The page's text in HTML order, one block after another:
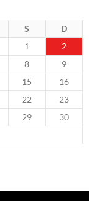
S
D
1
2
8
9
15
16
22
23
29
30